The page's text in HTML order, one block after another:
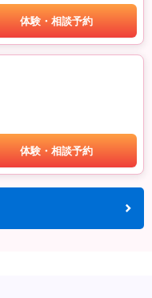
体験・相談予約
体験・相談予約